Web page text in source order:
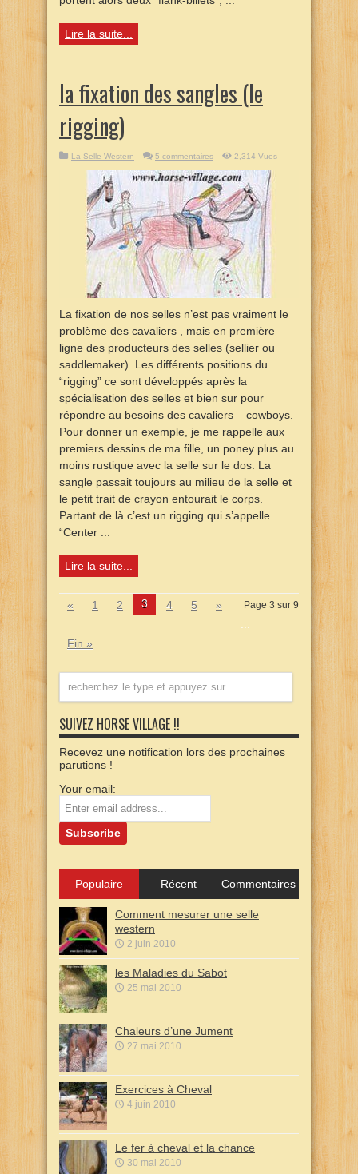
Lire la suite...
la fixation des sangles (le
rigging)
La Selle Western 5 commentaires 2,314 Vues
La fixation de nos selles n’est pas vraiment le
problème des cavaliers , mais en première
ligne des producteurs des selles (sellier ou
saddlemaker). Les différents positions du
“rigging” ce sont développés après la
spécialisation des selles et bien sur pour
répondre au besoins des cavaliers – cowboys.
Pour donner un exemple, je me rappelle aux
premiers dessins de ma fille, un poney plus au
moins rustique avec la selle sur le dos. La
sangle passait toujours au milieu de la selle et
le petit trait de crayon entourait le corps.
Partant de là c’est un rigging qui s’appelle
“Center ...
Lire la suite...
Page 3 sur 9
« 1 2 3 4 5
»
Fin »
SUIVEZ HORSE VILLAGE !!
Recevez une notification lors des prochaines
parutions !
Your email:
Populaire Récent Commentaires
Comment mesurer une selle
western
2 juin 2010
les Maladies du Sabot
25 mai 2010
Chaleurs d’une Jument
27 mai 2010
Exercices à Cheval
4 juin 2010
Le fer à cheval et la chance
30 mai 2010